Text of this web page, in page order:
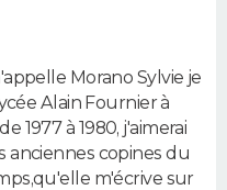
Morano Sylvie je
Alain Fournier à
1977 à 1980, j'aimerai
anciennes copines du
m'écrive sur